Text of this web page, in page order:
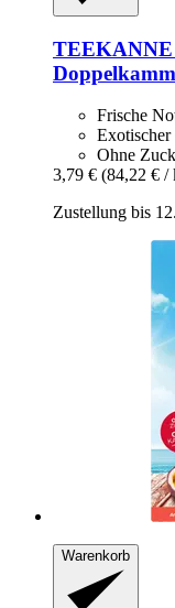
TEEKANNE
Frische
Exotischer
Ohne
3,79 € (84,22 € /
Zustellung bis
Warenkorb